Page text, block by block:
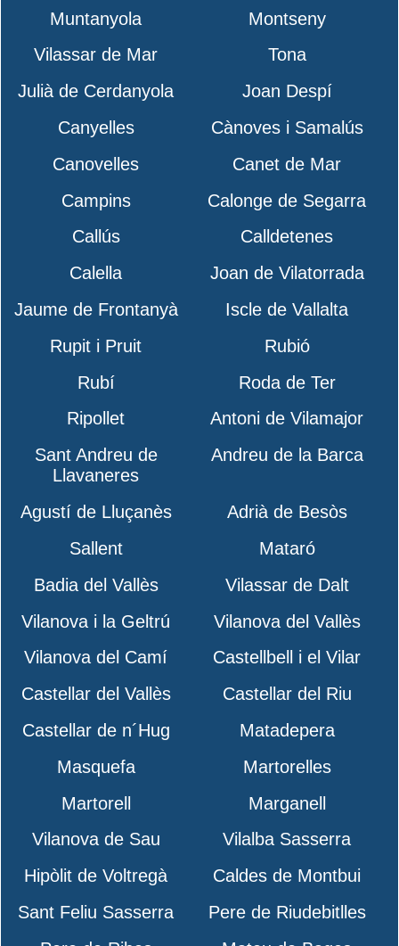
Muntanyola
Montseny
Vilassar de Mar
Tona
Julià de Cerdanyola
Joan Despí
Canyelles
Cànoves i Samalús
Canovelles
Canet de Mar
Campins
Calonge de Segarra
Callús
Calldetenes
Calella
Joan de Vilatorrada
Jaume de Frontanyà
Iscle de Vallalta
Rupit i Pruit
Rubió
Rubí
Roda de Ter
Ripollet
Antoni de Vilamajor
Sant Andreu de
Llavaneres
Andreu de la Barca
Agustí de Lluçanès
Adrià de Besòs
Sallent
Mataró
Badia del Vallès
Vilassar de Dalt
Vilanova i la Geltrú
Vilanova del Vallès
Vilanova del Camí
Castellbell i el Vilar
Castellar del Vallès
Castellar del Riu
Castellar de n´Hug
Matadepera
Masquefa
Martorelles
Martorell
Marganell
Vilanova de Sau
Vilalba Sasserra
Hipòlit de Voltregà
Caldes de Montbui
Sant Feliu Sasserra
Pere de Riudebitlles